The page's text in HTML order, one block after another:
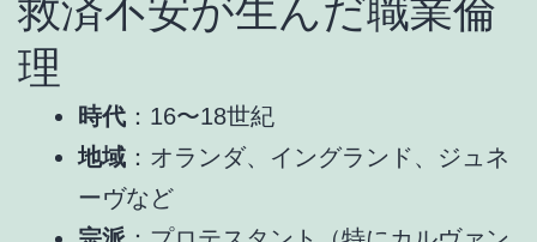
救済不安が生んだ職業倫
理
時代 ：16〜18世紀
地域 ：オランダ、イングランド、ジュネ
ーヴなど